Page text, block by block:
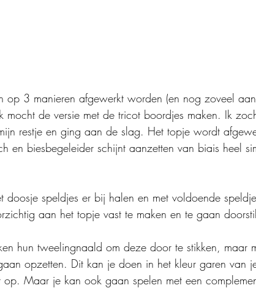
op 3 manieren afgewerkt worden (en nog zoveel
mocht de versie met de tricot boordjes maken. Ik
restje en ging aan de slag. Het topje wordt
en biesbegeleider schijnt aanzetten van biais heel
doosje speldjes er bij halen en met voldoende
aan het topje vast te maken en te gaan
hun tweelingnaald om deze door te stikken, maar
opzetten. Dit kan je doen in het kleur garen van
Maar je kan ook gaan spelen met een